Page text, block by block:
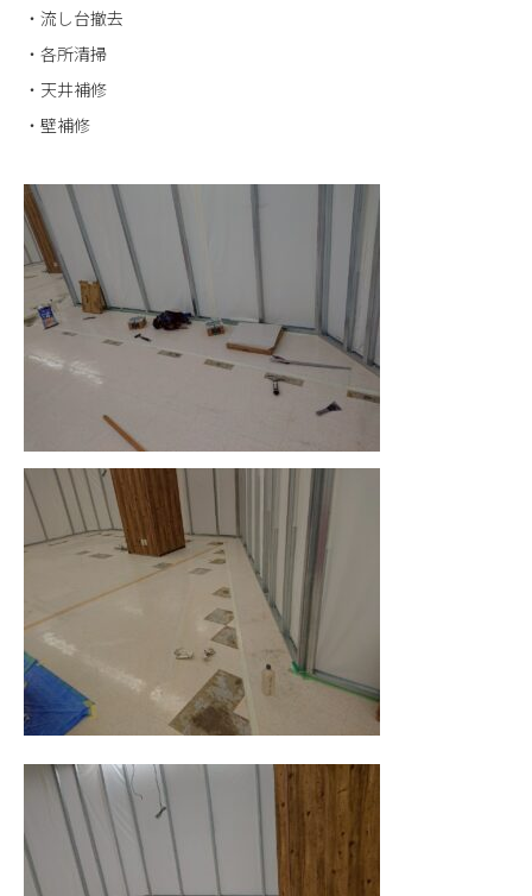
・流し台撤去
・各所清掃
・天井補修
・壁補修